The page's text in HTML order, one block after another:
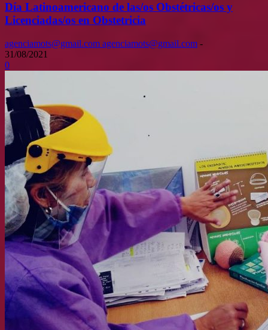
Día Latinoamericano de las/os Obstétricas/os y
Licenciadas/os en Obstetricia
agenciamots@gmail.com agenciamots@gmail.com -
31/08/2021
0